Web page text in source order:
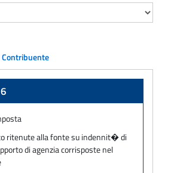
Contribuente
ritenute alla fonte su indennit� di
di agenzia corrisposte nel